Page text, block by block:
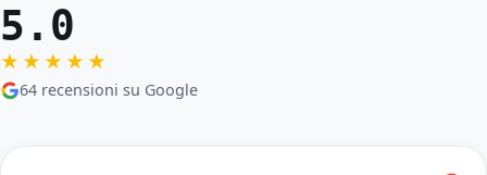
5.0
★★★★★
64 recensioni su Google